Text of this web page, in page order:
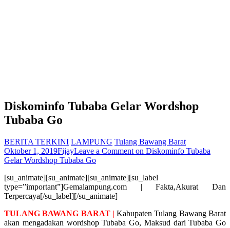
Diskominfo Tubaba Gelar Wordshop
Tubaba Go
BERITA TERKINI LAMPUNG Tulang Bawang Barat
Oktober 1, 2019FijayLeave a Comment on Diskominfo Tubaba
Gelar Wordshop Tubaba Go
[su_animate][su_animate][su_animate][su_label
type=”important”]Gemalampung.com | Fakta,Akurat Dan
Terpercaya[/su_label][/su_animate]
TULANG BAWANG BARAT | Kabupaten Tulang Bawang Barat
akan mengadakan wordshop Tubaba Go, Maksud dari Tubaba Go